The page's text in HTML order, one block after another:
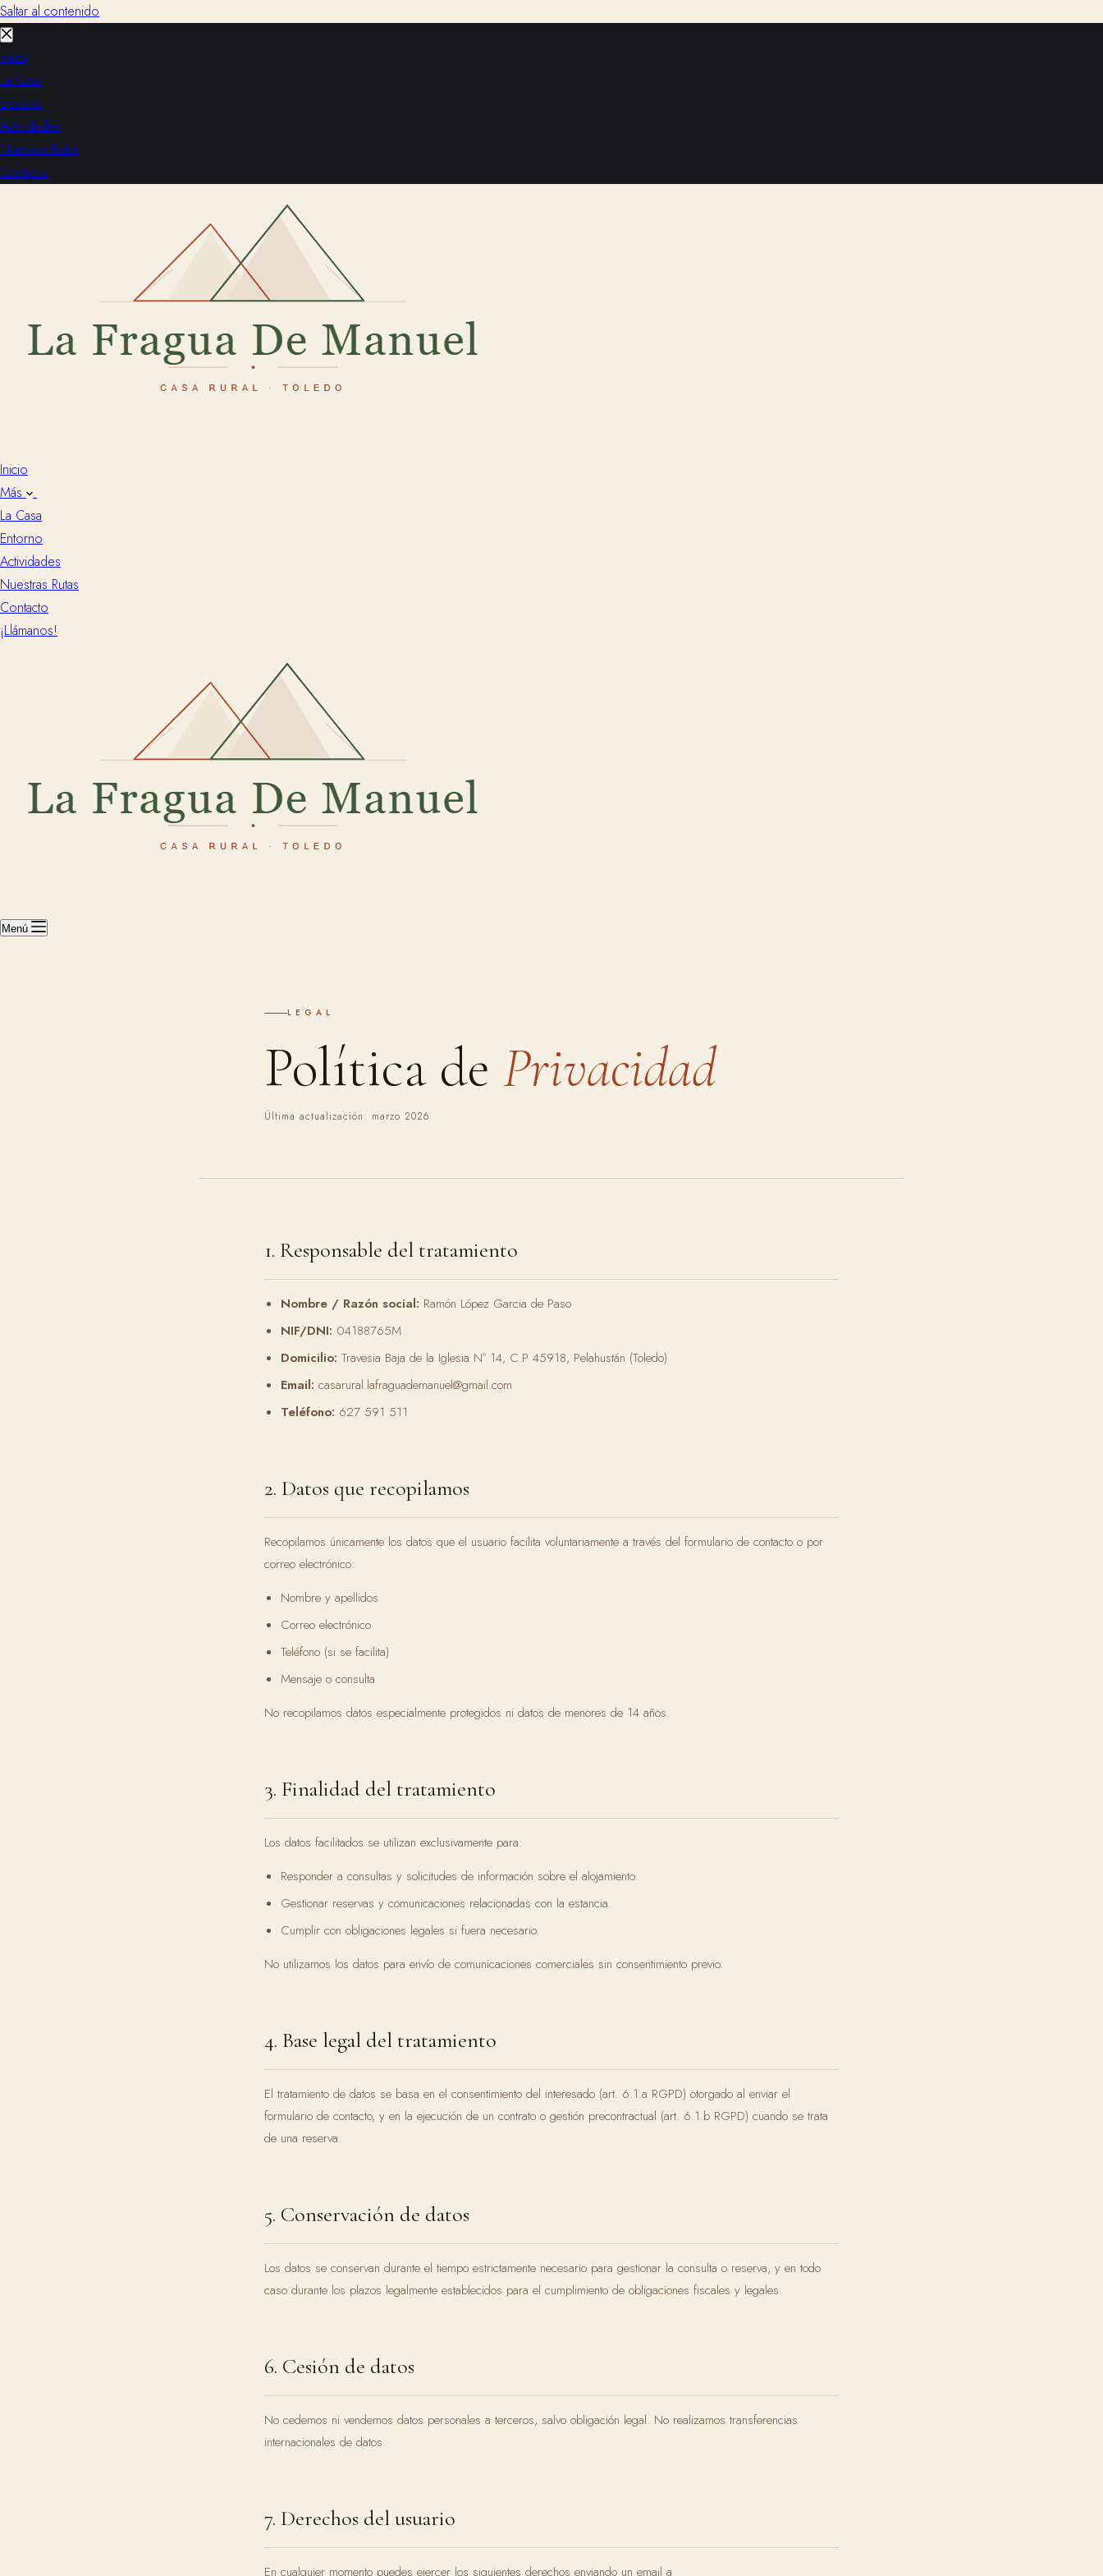
Saltar al contenido
Inicio
La Casa
Entorno
Actividades
Nuestras Rutas
Contacto
Inicio
Más
La Casa
Entorno
Actividades
Nuestras Rutas
Contacto
¡Llámanos!
Menú
LEGAL
Política de Privacidad
Última actualización: marzo 2026
1. Responsable del tratamiento
Nombre / Razón social: Ramón López Garcia de Paso
NIF/DNI: 04188765M
Domicilio: Travesia Baja de la Iglesia Nº 14, C.P 45918, Pelahustán (Toledo)
Email: casarural.lafraguademanuel@gmail.com
Teléfono: 627 591 511
2. Datos que recopilamos
Recopilamos únicamente los datos que el usuario facilita voluntariamente a través del formulario de contacto o por
correo electrónico:
Nombre y apellidos
Correo electrónico
Teléfono (si se facilita)
Mensaje o consulta
No recopilamos datos especialmente protegidos ni datos de menores de 14 años.
3. Finalidad del tratamiento
Los datos facilitados se utilizan exclusivamente para:
Responder a consultas y solicitudes de información sobre el alojamiento.
Gestionar reservas y comunicaciones relacionadas con la estancia.
Cumplir con obligaciones legales si fuera necesario.
No utilizamos los datos para envío de comunicaciones comerciales sin consentimiento previo.
4. Base legal del tratamiento
El tratamiento de datos se basa en el consentimiento del interesado (art. 6.1.a RGPD) otorgado al enviar el
formulario de contacto, y en la ejecución de un contrato o gestión precontractual (art. 6.1.b RGPD) cuando se trata
de una reserva.
5. Conservación de datos
Los datos se conservan durante el tiempo estrictamente necesario para gestionar la consulta o reserva, y en todo
caso durante los plazos legalmente establecidos para el cumplimiento de obligaciones fiscales y legales.
6. Cesión de datos
No cedemos ni vendemos datos personales a terceros, salvo obligación legal. No realizamos transferencias
internacionales de datos.
7. Derechos del usuario
En cualquier momento puedes ejercer los siguientes derechos enviando un email a